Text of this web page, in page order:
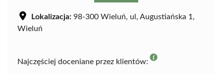
Lokalizacja: 98-300 Wieluń, ul, Augustiańska 1,
Wieluń
Najczęściej doceniane przez klientów: